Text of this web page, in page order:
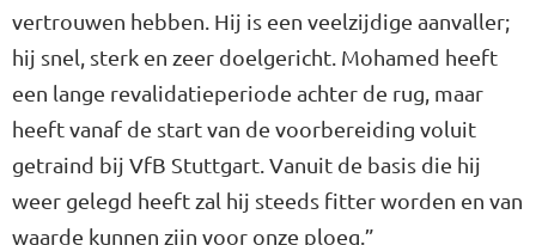
vertrouwen hebben. Hij is een veelzijdige aanvaller;
hij snel, sterk en zeer doelgericht. Mohamed heeft
een lange revalidatieperiode achter de rug, maar
heeft vanaf de start van de voorbereiding voluit
getraind bij VfB Stuttgart. Vanuit de basis die hij
weer gelegd heeft zal hij steeds fitter worden en van
waarde kunnen zijn voor onze ploeg.”